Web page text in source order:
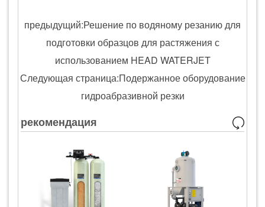
предыдущий:Решение по водяному резанию для
подготовки образцов для растяжения с
использованием HEAD WATERJET
Следующая страница:Подержанное оборудование
гидроабразивной резки
рекомендация